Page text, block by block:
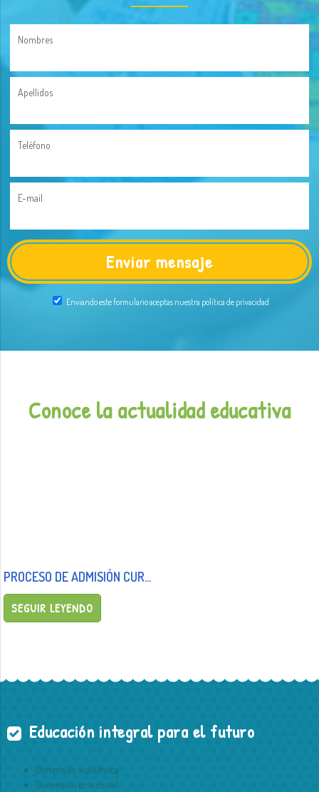
Nombres
Apellidos
Teléfono
E-mail
Enviando este formulario aceptas nuestra política de privacidad
Conoce la actualidad educativa
PROCESO DE ADMISIÓN CURSO 2025/26
SEGUIR LEYENDO
Educación integral para el futuro
Dimensión académica.
Dimensión emocional.